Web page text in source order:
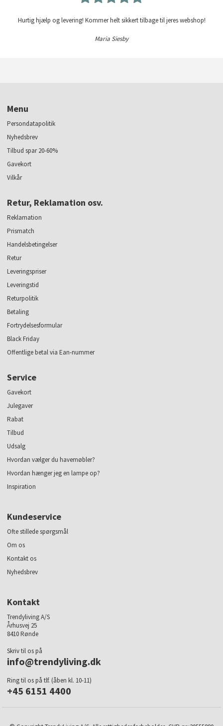
Hurtig hjælp og levering! Kommer helt sikkert tilbage til jeres webshop!
Maria Siesby
Menu
Persondatapolitik
Nyhedsbrev
Tilbud spar 20-60%
Gavekort
Vilkår
Retur, Reklamation osv.
Reklamation
Prismatch
Handelsbetingelser
Retur
Leveringspriser
Leveringstid
Returpolitik
Betaling
Fortrydelsesformular
Black Friday
Offentlige betal via Ean-nummer
Service
Gavekort
Julegaver
Rabat
Tilbud
Udsalg
Hvordan vælger du havemøbler?
Hvordan hænger jeg en lampe op?
Inspiration
Kundeservice
Ofte stillede spørgsmål
Om os
Kontakt os
Nyhedsbrev
Kontakt
Trendyliving A/S
Århusvej 25
8410 Rønde
Skriv til os på
info@trendyliving.dk
Ring til os på tlf. (åben kl. 10-11)
+45 6151 4400